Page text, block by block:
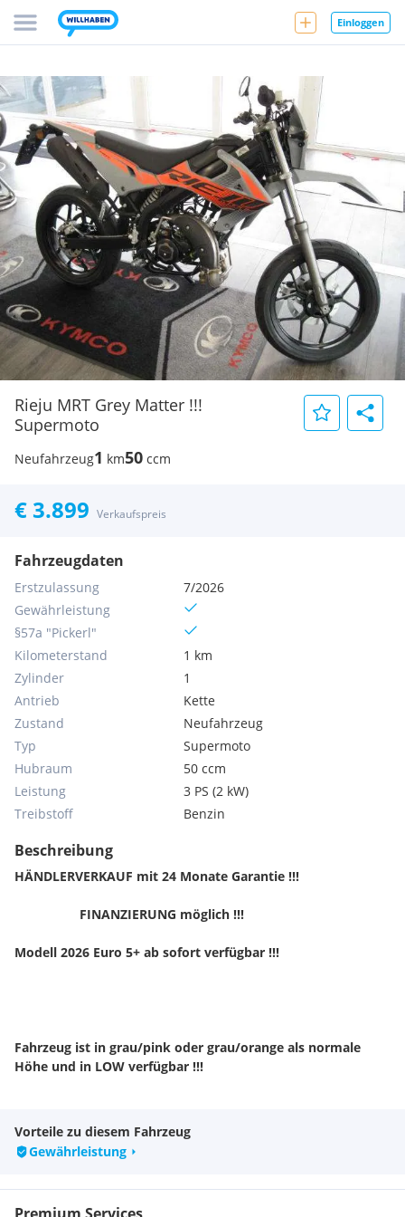
Einloggen
Rieju MRT Grey Matter !!!
Supermoto
Neufahrzeug1 km50 ccm
€ 3.899 Verkaufspreis
Fahrzeugdaten
Erstzulassung
7/2026
Gewährleistung
§57a "Pickerl"
Kilometerstand
1 km
Zylinder
1
Antrieb
Kette
Zustand
Neufahrzeug
Typ
Supermoto
Hubraum
50 ccm
Leistung
3 PS (2 kW)
Treibstoff
Benzin
Beschreibung
HÄNDLERVERKAUF mit 24 Monate Garantie !!!
FINANZIERUNG möglich !!!
Modell 2026 Euro 5+ ab sofort verfügbar !!!
Fahrzeug ist in grau/pink oder grau/orange als normale
Höhe und in LOW verfügbar !!!
Grau/orange low auf Lager !!!
Vorteile zu diesem Fahrzeug
Gewährleistung